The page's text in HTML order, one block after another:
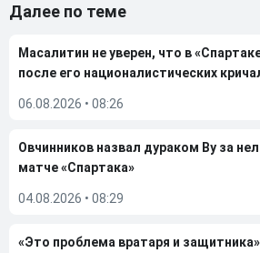
Далее по теме
Масалитин не уверен, что в
после его националистических
06.08.2026 • 08:26
Овчинников назвал дураком Ву за
матче «Спартака»
04.08.2026 • 08:29
«Это проблема вратаря и